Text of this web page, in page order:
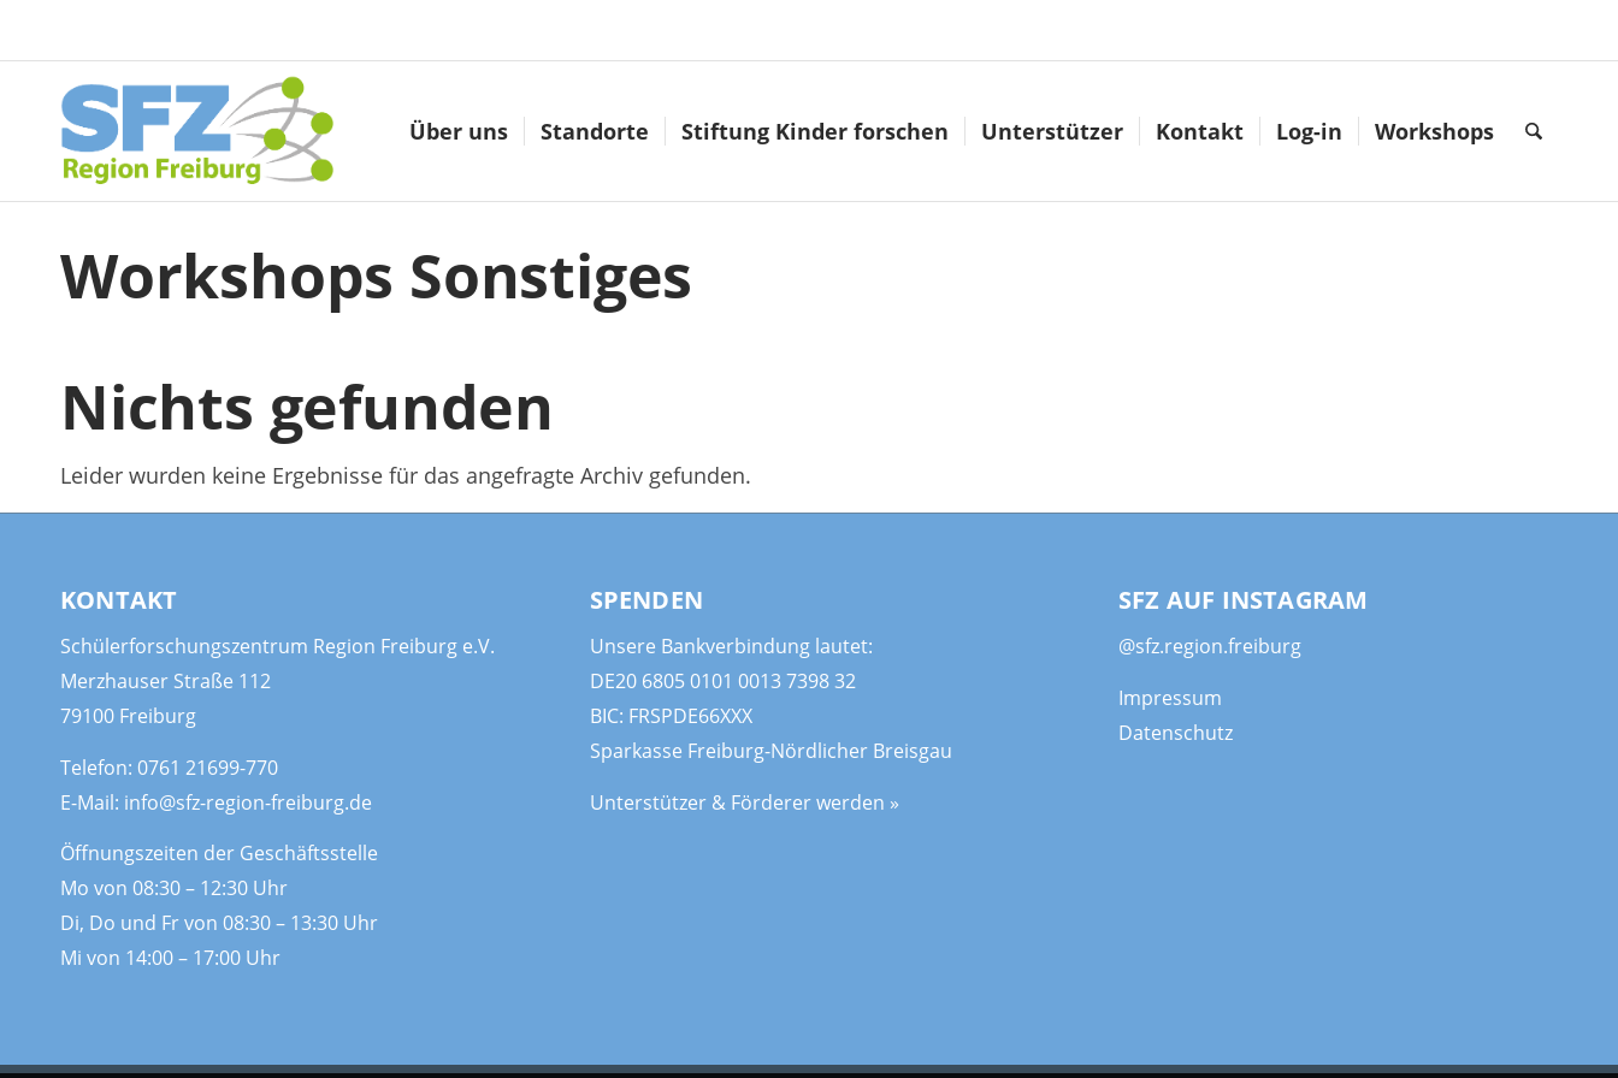
Über uns Standorte Stiftung Kinder forschen Unterstützer Kontakt Log-in Workshops
Workshops Sonstiges
Nichts gefunden
Leider wurden keine Ergebnisse für das angefragte Archiv gefunden.
KONTAKT
Schülerforschungszentrum Region Freiburg e.V.
Merzhauser Straße 112
79100 Freiburg
Telefon: 0761 21699-770
E-Mail: info@sfz-region-freiburg.de
Öffnungszeiten der Geschäftsstelle
Mo von 08:30 – 12:30 Uhr
Di, Do und Fr von 08:30 – 13:30 Uhr
Mi von 14:00 – 17:00 Uhr
SPENDEN
Unsere Bankverbindung lautet:
DE20 6805 0101 0013 7398 32
BIC: FRSPDE66XXX
Sparkasse Freiburg-Nördlicher Breisgau
Unterstützer & Förderer werden »
SFZ AUF INSTAGRAM
@sfz.region.freiburg
Impressum
Datenschutz